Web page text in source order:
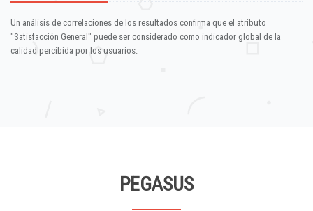
Un análisis de correlaciones de los resultados confirma que el atributo
"Satisfacción General" puede ser considerado como indicador global de la
calidad percibida por los usuarios.
PEGASUS